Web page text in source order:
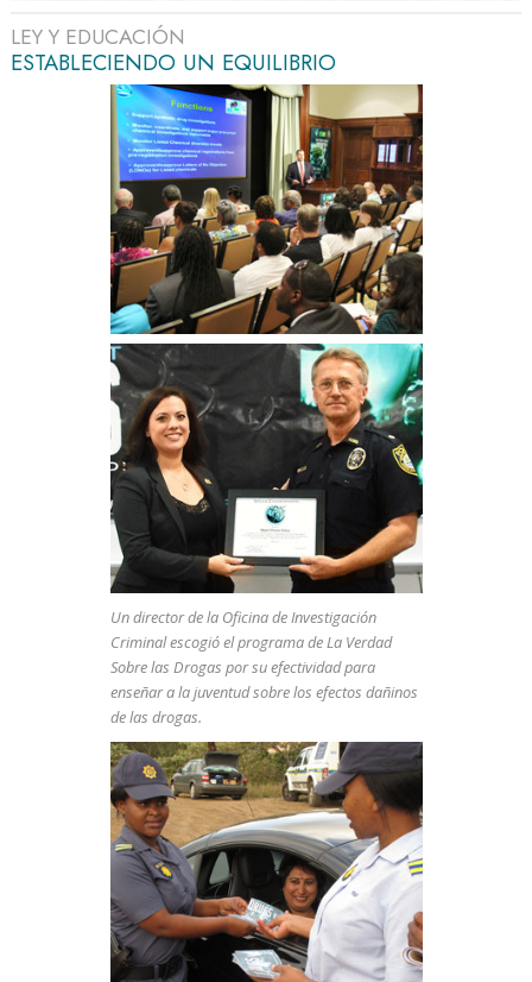
LEY Y EDUCACIÓN
ESTABLECIENDO UN EQUILIBRIO
Un director de la Oficina de Investigación
Criminal escogió el programa de La Verdad
Sobre las Drogas por su efectividad para
enseñar a la juventud sobre los efectos dañinos
de las drogas.